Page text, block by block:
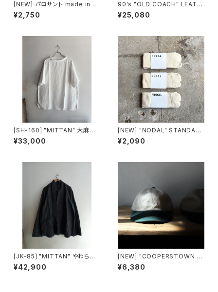
[NEW] パロサント made in Ec
uador
¥2,750
90's "OLD COACH" LEATH
ER SMALL BACKPACK mad
e in USA
¥25,080
[SH-160] "MITTAN" 大麻プ
ルオーバーシャツ
¥33,000
[NEW] "NODAL" STANDAR
D SOX made in JAPAN
¥2,090
[JK-85] "MITTAN" やわらか
大麻JKT (墨×インディゴ)
¥42,900
[NEW] "COOPERSTOWN B
ALL CAP" 2-tone TWILL C
AP made in USA
¥6,380